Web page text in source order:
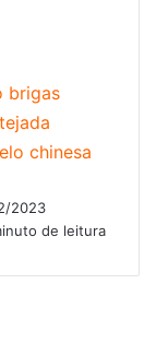
brigas
chinesa
2023
de leitura